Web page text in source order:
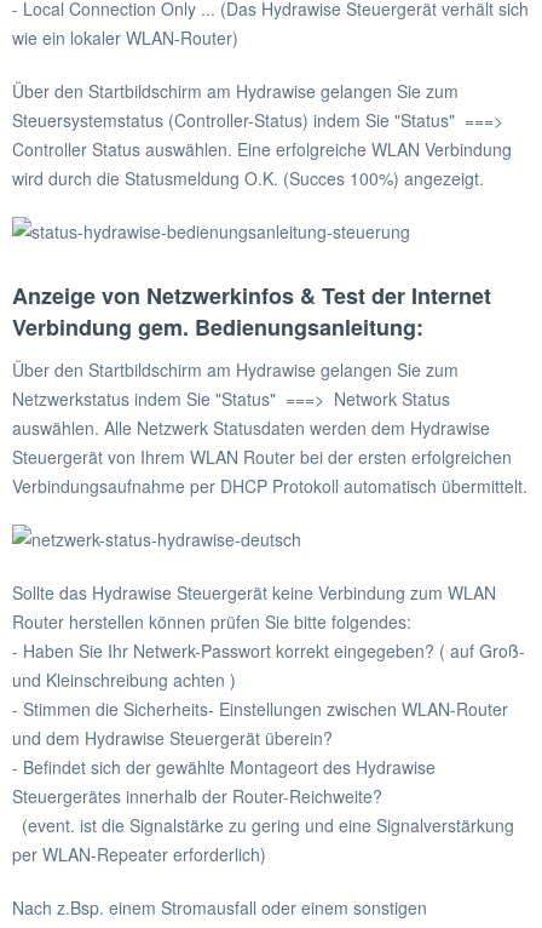
- Local Connection Only ... (Das Hydrawise Steuergerät verhält sich
wie ein lokaler WLAN-Router)
Über den Startbildschirm am Hydrawise gelangen Sie zum
Steuersystemstatus (Controller-Status) indem Sie "Status" ===>
Controller Status auswählen. Eine erfolgreiche WLAN Verbindung
wird durch die Statusmeldung O.K. (Succes 100%) angezeigt.
Anzeige von Netzwerkinfos & Test der Internet
Verbindung gem. Bedienungsanleitung:
Über den Startbildschirm am Hydrawise gelangen Sie zum
Netzwerkstatus indem Sie "Status" ===> Network Status
auswählen. Alle Netzwerk Statusdaten werden dem Hydrawise
Steuergerät von Ihrem WLAN Router bei der ersten erfolgreichen
Verbindungsaufnahme per DHCP Protokoll automatisch übermittelt.
Sollte das Hydrawise Steuergerät keine Verbindung zum WLAN
Router herstellen können prüfen Sie bitte folgendes:
- Haben Sie Ihr Netwerk-Passwort korrekt eingegeben? ( auf Groß-
und Kleinschreibung achten )
- Stimmen die Sicherheits- Einstellungen zwischen WLAN-Router
und dem Hydrawise Steuergerät überein?
- Befindet sich der gewählte Montageort des Hydrawise
Steuergerätes innerhalb der Router-Reichweite?
(event. ist die Signalstärke zu gering und eine Signalverstärkung
per WLAN-Repeater erforderlich)
Nach z.Bsp. einem Stromausfall oder einem sonstigen